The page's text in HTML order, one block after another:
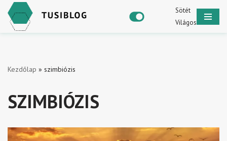
Skip
Sötét
Világos
Kezdőlap » szimbiózis
SZIMBIÓZIS